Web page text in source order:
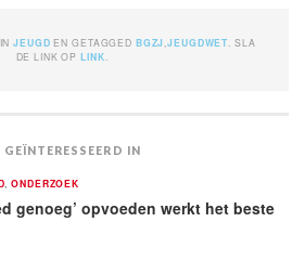
INJEUGD EN GETAGGED BGZJ ,JEUGDWET . SLA
DE LINK OPLINK
IN
,ONDERZOEK
genoeg’ opvoeden werkt het beste